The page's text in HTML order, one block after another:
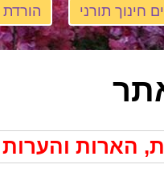
חינוך תורני הורדת
הארות והערות